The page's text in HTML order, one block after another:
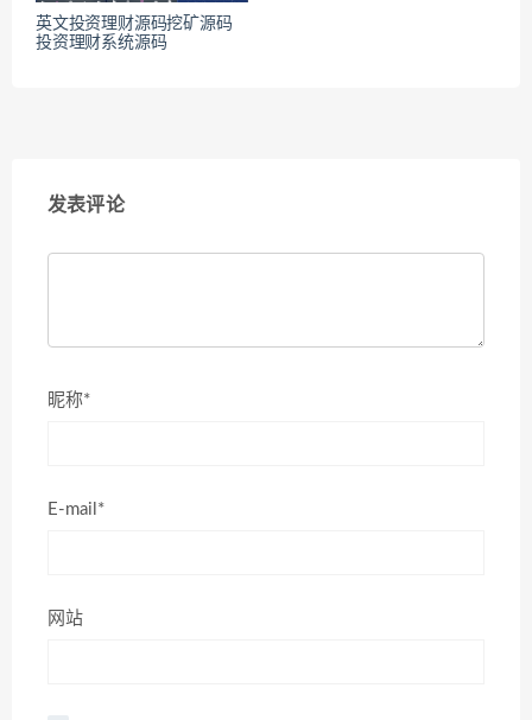
英文投资理财源码挖矿源码
投资理财系统源码
发表评论
昵称*
E-mail*
网站